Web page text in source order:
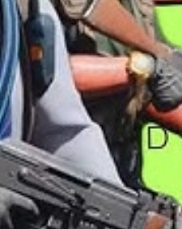
การใช้งานจริงในเกม ไป
และดีไซน์แขนเสื้อ เพื่อช่วยให้
นกับเอเจนต์ตัวไหน
จนต์หรือcs2 skinsเพื่อทำกำไร
และความนิยมของแต่ละเอ
โดยตรงกับราคาในตลาดเทรด
เอเจนต์
อและใช้งานได้จริง เราไม่ได้